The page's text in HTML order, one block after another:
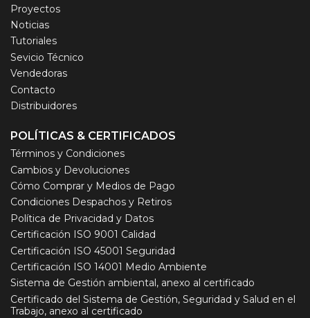
Proyectos
Noticias
Tutoriales
Sevicio Técnico
Vendedoras
Contacto
Distribuidores
POLÍTICAS & CERTIFICADOS
Términos y Condiciones
Cambios y Devoluciones
Cómo Comprar y Medios de Pago
Condiciones Despachos y Retiros
Política de Privacidad y Datos
Certificación ISO 9001 Calidad
Certificación ISO 45001 Seguridad
Certificación ISO 14001 Medio Ambiente
Sistema de Gestión ambiental, anexo al certificado
Certificado del Sistema de Gestión, Seguridad y Salud en el
Trabajo, anexo al certificado